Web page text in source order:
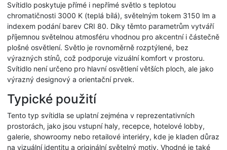
Svítidlo poskytuje přímé i nepřímé světlo s teplotou
chromatičnosti 3000 K (teplá bílá), světelným tokem 3150 lm a
indexem podání barev CRI 80. Díky těmto parametrům vytváří
příjemnou světelnou atmosféru vhodnou pro akcentní i částečně
plošné osvětlení. Světlo je rovnoměrně rozptýlené, bez
výrazných stínů, což podporuje vizuální komfort v prostoru.
Svítidlo není určeno pro hlavní osvětlení větších ploch, ale jako
výrazný designový a orientační prvek.
Typické použití
Tento typ svítidla se uplatní zejména v reprezentativních
prostorách, jako jsou vstupní haly, recepce, hotelové lobby,
galerie, showroomy nebo retailové interiéry, kde je kladen důraz
na vizuální identitu a originální světelný motiv. Vhodné je také